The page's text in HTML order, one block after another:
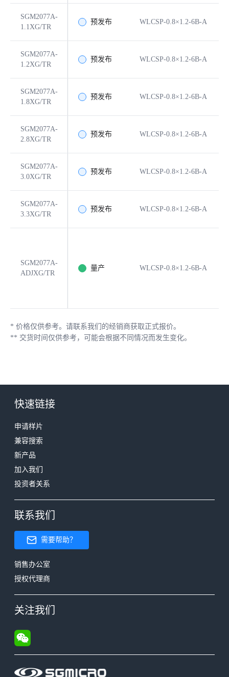
SGM2077A-
1.1XG/TR
预发布 WLCSP-0.8×1.2-6B-A
SGM2077A-
1.2XG/TR
预发布 WLCSP-0.8×1.2-6B-A
SGM2077A-
1.8XG/TR
预发布 WLCSP-0.8×1.2-6B-A
SGM2077A-
2.8XG/TR
预发布 WLCSP-0.8×1.2-6B-A
SGM2077A-
3.0XG/TR
预发布 WLCSP-0.8×1.2-6B-A
SGM2077A-
3.3XG/TR
预发布 WLCSP-0.8×1.2-6B-A
SGM2077A-
ADJXG/TR
量产 WLCSP-0.8×1.2-6B-A
* 价格仅供参考。请联系我们的经销商获取正式报价。
** 交货时间仅供参考，可能会根据不同情况而发生变化。
快速链接
申请样片
兼容搜索
新产品
加入我们
投资者关系
联系我们
需要帮助？
销售办公室
授权代理商
关注我们